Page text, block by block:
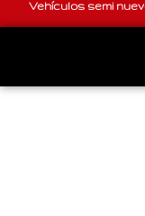
Vehículos semi